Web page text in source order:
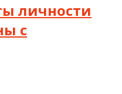
личности
с